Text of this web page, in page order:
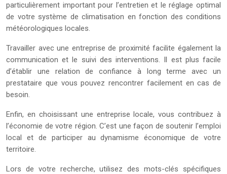
particulièrement important pour l’entretien et le réglage optimal
de votre système de climatisation en fonction des conditions
météorologiques locales.
Travailler avec une entreprise de proximité facilite également la
communication et le suivi des interventions. Il est plus facile
d’établir une relation de confiance à long terme avec un
prestataire que vous pouvez rencontrer facilement en cas de
besoin.
Enfin, en choisissant une entreprise locale, vous contribuez à
l’économie de votre région. C’est une façon de soutenir l’emploi
local et de participer au dynamisme économique de votre
territoire.
Lors de votre recherche, utilisez des mots-clés spécifiques